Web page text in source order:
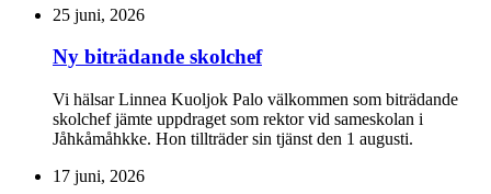
25 juni, 2026
Ny biträdande skolchef
Vi hälsar Linnea Kuoljok Palo välkommen som biträdande
skolchef jämte uppdraget som rektor vid sameskolan i
Jåhkåmåhkke. Hon tillträder sin tjänst den 1 augusti.
17 juni, 2026